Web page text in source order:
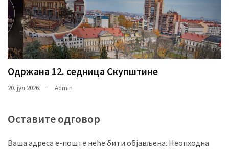
Одржана 12. седница Скупштине
20. јул 2026. Admin
Оставите одговор
Ваша адреса е-поште неће бити објављена. Неопходна